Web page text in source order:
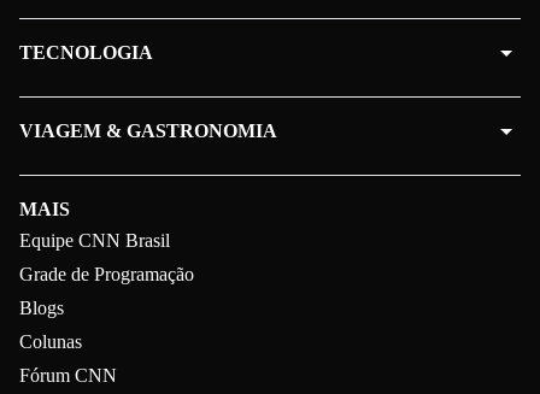
MAIS
Equipe CNN Brasil
Grade de Programação
Blogs
Colunas
Fórum CNN
TECNOLOGIA
VIAGEM & GASTRONOMIA